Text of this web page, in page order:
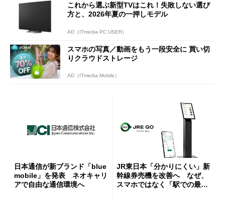
これから選ぶ新型TVはこれ！失敗しない選び
方と、2026年夏の一押しモデル
AD（ITmedia PC USER）
スマホの写真／動画をもう一段安全に 買い切
りクラウドストレージ
AD（ITmedia Mobile）
日本通信が新ブランド「blue
mobile」を発表 ネオキャリ
アで自由な通信環境へ
JR東日本「分かりにくい」新
幹線券売機を改善へ なぜ、
スマホではなく「駅での最短